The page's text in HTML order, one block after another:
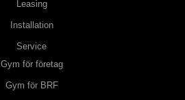
Leasing
Installation
Service
Gym för företag
Gym för BRF